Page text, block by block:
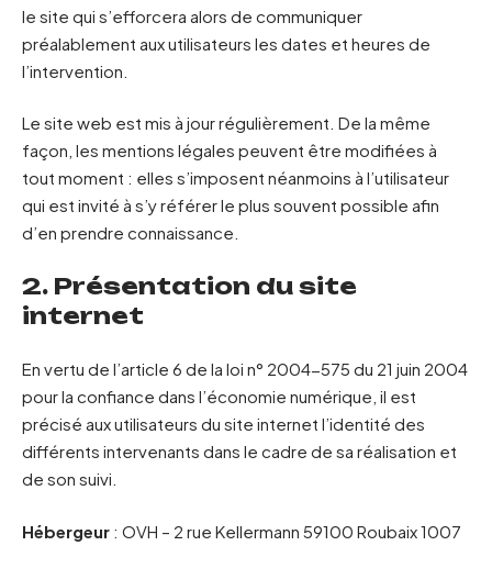
le site qui s’efforcera alors de communiquer
préalablement aux utilisateurs les dates et heures de
l’intervention.
Le site web est mis à jour régulièrement. De la même
façon, les mentions légales peuvent être modifiées à
tout moment : elles s’imposent néanmoins à l’utilisateur
qui est invité à s’y référer le plus souvent possible afin
d’en prendre connaissance.
2. Présentation du site
internet
En vertu de l’article 6 de la loi n° 2004-575 du 21 juin 2004
pour la confiance dans l’économie numérique, il est
précisé aux utilisateurs du site internet l’identité des
différents intervenants dans le cadre de sa réalisation et
de son suivi.
Hébergeur : OVH – 2 rue Kellermann 59100 Roubaix 1007